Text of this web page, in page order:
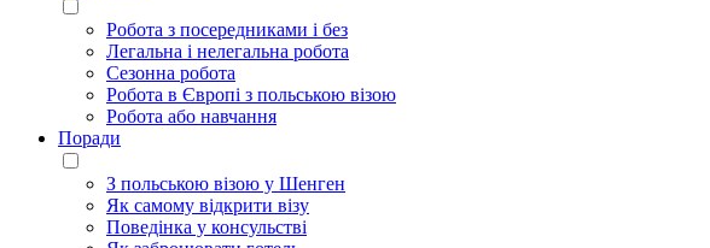
Робота з посередниками і без
Легальна і нелегальна робота
Сезонна робота
Робота в Європі з польською візою
Робота або навчання
Поради
З польською візою у Шенген
Як самому відкрити візу
Поведінка у консульстві